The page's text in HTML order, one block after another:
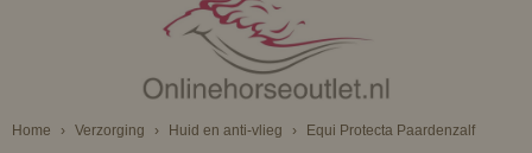
Home › Verzorging › Huid en anti-vlieg › Equi Protecta Paardenzalf